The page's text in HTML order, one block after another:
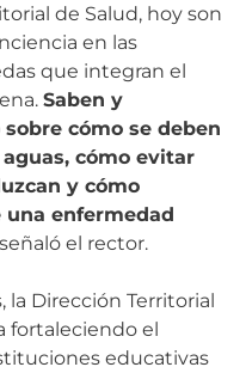
de Salud, hoy son
en las
que integran el
Saben y
cómo se deben
cómo evitar
y cómo
enfermedad
señaló el rector.
la Dirección Territorial
fortaleciendo el
educativas